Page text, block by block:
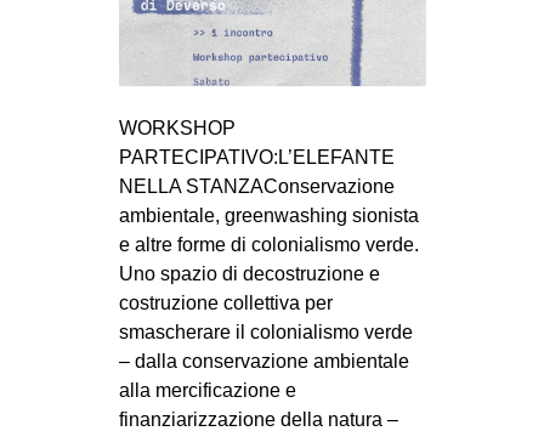
WORKSHOP
PARTECIPATIVO:L’ELEFANTE
NELLA STANZAConservazione
ambientale, greenwashing sionista
e altre forme di colonialismo verde.
Uno spazio di decostruzione e
costruzione collettiva per
smascherare il colonialismo verde
– dalla conservazione ambientale
alla mercificazione e
finanziarizzazione della natura –